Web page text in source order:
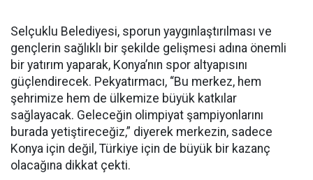
Selçuklu Belediyesi, sporun yaygınlaştırılması ve
gençlerin sağlıklı bir şekilde gelişmesi adına önemli
bir yatırım yaparak, Konya’nın spor altyapısını
güçlendirecek. Pekyatırmacı, “Bu merkez, hem
şehrimize hem de ülkemize büyük katkılar
sağlayacak. Geleceğin olimpiyat şampiyonlarını
burada yetiştireceğiz,” diyerek merkezin, sadece
Konya için değil, Türkiye için de büyük bir kazanç
olacağına dikkat çekti.